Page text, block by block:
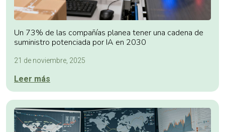
Un 73% de las compañías planea tener una cadena de
suministro potenciada por IA en 2030
21 de noviembre, 2025
Leer más